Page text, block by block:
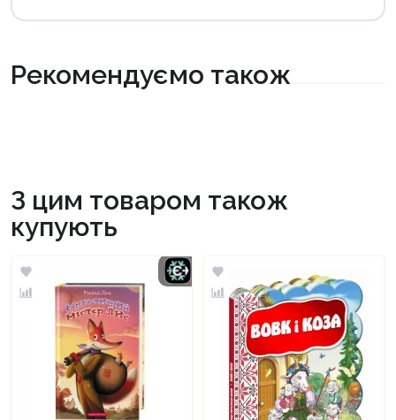
Рекомендуємо також
З цим товаром також
купують